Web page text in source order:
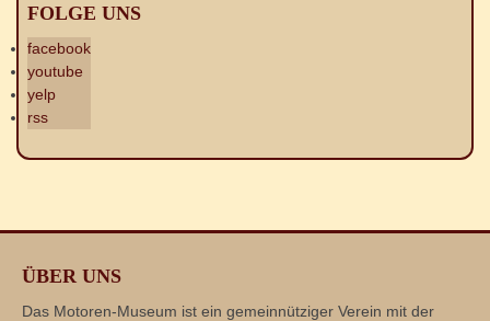
FOLGE UNS
facebook
youtube
yelp
rss
ÜBER UNS
Das Motoren-Museum ist ein gemeinnütziger Verein mit der